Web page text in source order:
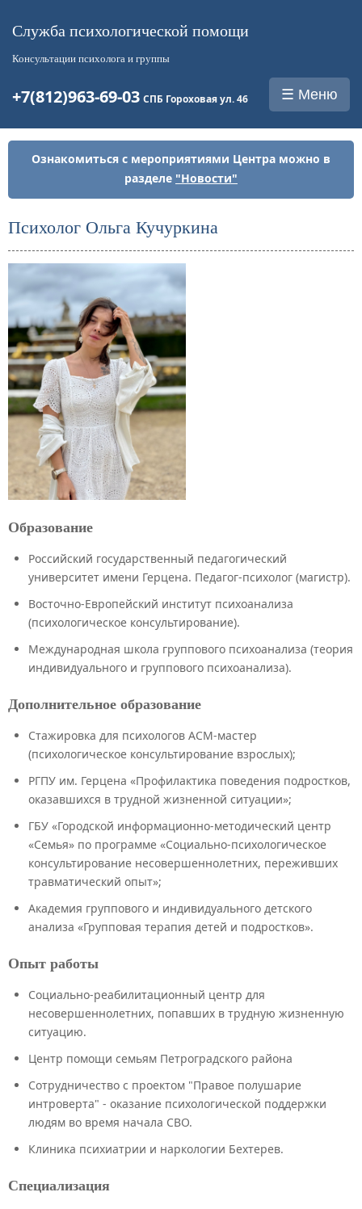
Служба психологической помощи
Консультации психолога и группы
+7(812)963-69-03 СПБ Гороховая ул. 46 ☰ Меню
Ознакомиться с мероприятиями Центра можно в
разделе "Новости"
Психолог Ольга Кучуркина
Образование
Российский государственный педагогический
университет имени Герцена. Педагог-психолог (магистр).
Восточно-Европейский институт психоанализа
(психологическое консультирование).
Международная школа группового психоанализа (теория
индивидуального и группового психоанализа).
Дополнительное образование
Стажировка для психологов АСМ-мастер
(психологическое консультирование взрослых);
РГПУ им. Герцена «Профилактика поведения подростков,
оказавшихся в трудной жизненной ситуации»;
ГБУ «Городской информационно-методический центр
«Семья» по программе «Социально-психологическое
консультирование несовершеннолетних, переживших
травматический опыт»;
Академия группового и индивидуального детского
анализа «Групповая терапия детей и подростков».
Опыт работы
Социально-реабилитационный центр для
несовершеннолетних, попавших в трудную жизненную
ситуацию.
Центр помощи семьям Петроградского района
Сотрудничество с проектом "Правое полушарие
интроверта" - оказание психологической поддержки
людям во время начала СВО.
Клиника психиатрии и наркологии Бехтерев.
Специализация